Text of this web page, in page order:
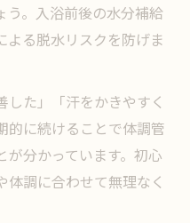
う。入浴前後の水分補給
よる脱水リスクを防げま
た」「汗をかきやすく
的に続けることで体調管
が分かっています。初心
調に合わせて無理なく